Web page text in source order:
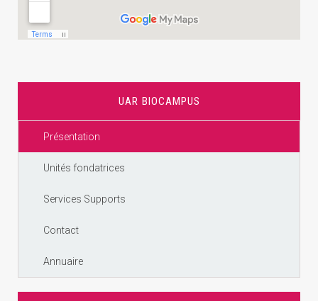
UAR BIOCAMPUS
Présentation
Unités fondatrices
Services Supports
Contact
Annuaire